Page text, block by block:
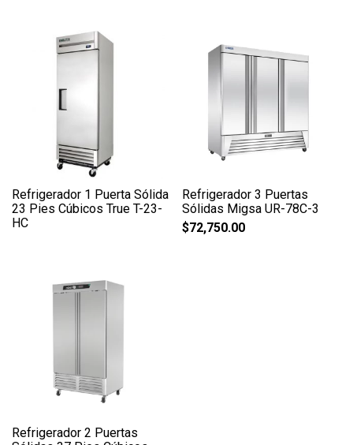
Refrigerador 1 Puerta Sólida
23 Pies Cúbicos True T-23-
HC
Refrigerador 3 Puertas
Sólidas Migsa UR-78C-3
$72,750.00
Refrigerador 2 Puertas